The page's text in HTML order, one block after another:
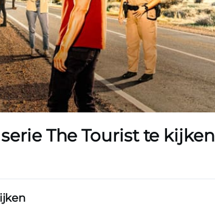
The Tourist te kijken